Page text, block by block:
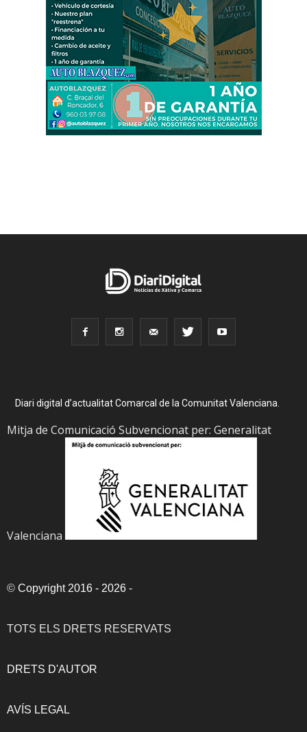
Diari digital d’actualitat Comarcal de la Comunitat Valenciana.
Mitja de Comunicació Subvencionat per: Generalitat
Valenciana
© Copyright 2016 - 2026 -
TOTS ELS DRETS RESERVATS
DRETS D'AUTOR
AVÍS LEGAL